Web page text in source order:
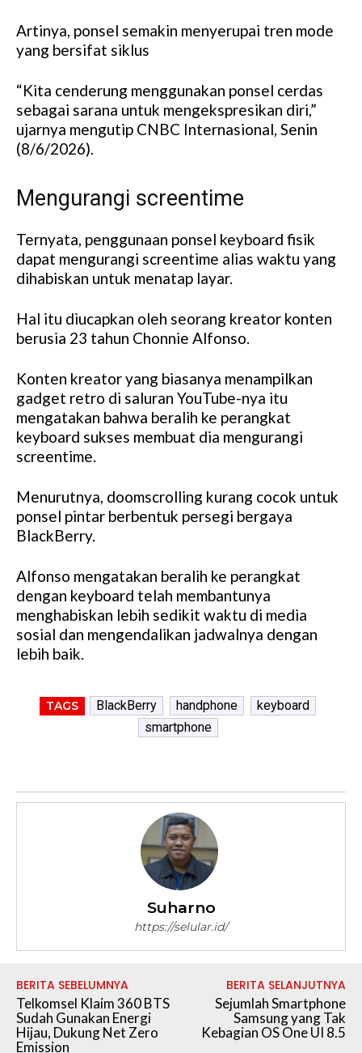
Artinya, ponsel semakin menyerupai tren mode
yang bersifat siklus
“Kita cenderung menggunakan ponsel cerdas
sebagai sarana untuk mengekspresikan diri,”
ujarnya mengutip CNBC Internasional, Senin
(8/6/2026).
Mengurangi screentime
Ternyata, penggunaan ponsel keyboard fisik
dapat mengurangi screentime alias waktu yang
dihabiskan untuk menatap layar.
Hal itu diucapkan oleh seorang kreator konten
berusia 23 tahun Chonnie Alfonso.
Konten kreator yang biasanya menampilkan
gadget retro di saluran YouTube-nya itu
mengatakan bahwa beralih ke perangkat
keyboard sukses membuat dia mengurangi
screentime.
Menurutnya, doomscrolling kurang cocok untuk
ponsel pintar berbentuk persegi bergaya
BlackBerry.
Alfonso mengatakan beralih ke perangkat
dengan keyboard telah membantunya
menghabiskan lebih sedikit waktu di media
sosial dan mengendalikan jadwalnya dengan
lebih baik.
TAGS BlackBerry handphone
keyboard
smartphone
Suharno
https://selular.id/
BERITA SEBELUMNYA
Telkomsel Klaim 360 BTS
Sudah Gunakan Energi
Hijau, Dukung Net Zero
Emission
BERITA SELANJUTNYA
Sejumlah Smartphone
Samsung yang Tak
Kebagian OS One UI 8.5